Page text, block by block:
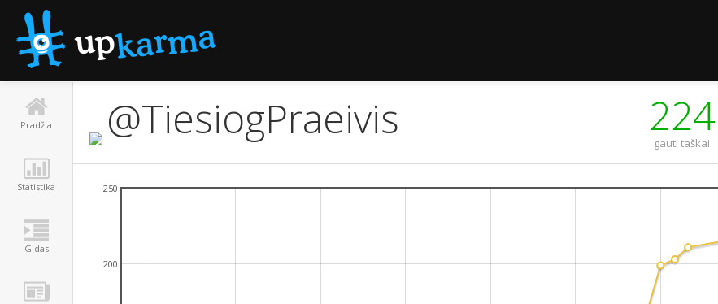
Pradžia
Statistika
Gidas
@TiesiogPraeivis 224
gauti taškai
200
250